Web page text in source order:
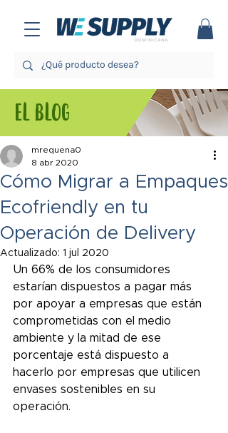
EL BLOG
Cómo Migrar a Empaques
Ecofriendly en tu
Operación de Delivery
mrequena0
8 abr 2020
Actualizado: 1 jul 2020
Un 66% de los consumidores
estarían dispuestos a pagar más
por apoyar a empresas que están
comprometidas con el medio
ambiente y la mitad de ese
porcentaje está dispuesto a
hacerlo por empresas que utilicen
envases sostenibles en su
operación.